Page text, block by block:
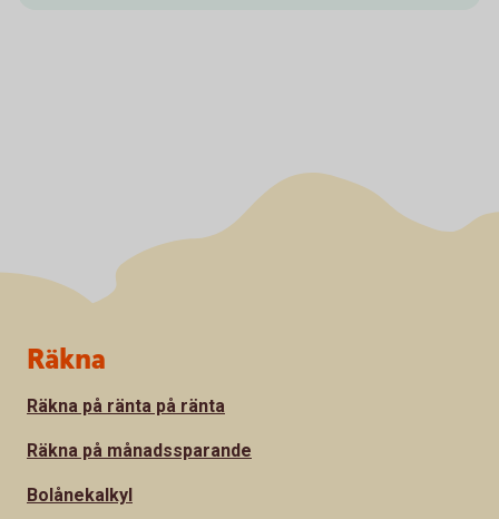
Sidfot
Räkna
Räkna på ränta på ränta
Räkna på månadssparande
Bolånekalkyl